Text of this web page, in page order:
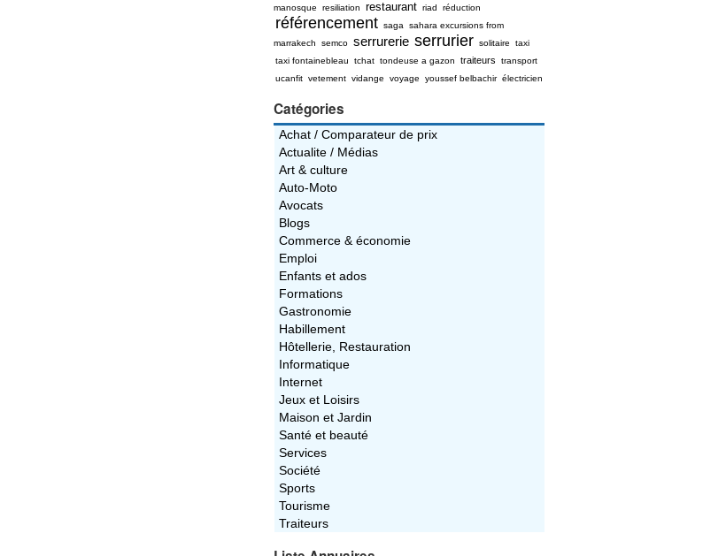
manosque
resiliation restaurant riad réduction
référencement saga
sahara excursions from
marrakech
semco serrurerie serrurier solitaire
taxi
taxi fontainebleau
tchat tondeuse a gazon traiteurs
transport
ucanfit vetement vidange voyage youssef belbachir électricien
Catégories
Achat / Comparateur de prix
Actualite / Médias
Art & culture
Auto-Moto
Avocats
Blogs
Commerce & économie
Emploi
Enfants et ados
Formations
Gastronomie
Habillement
Hôtellerie, Restauration
Informatique
Internet
Jeux et Loisirs
Maison et Jardin
Santé et beauté
Services
Société
Sports
Tourisme
Traiteurs